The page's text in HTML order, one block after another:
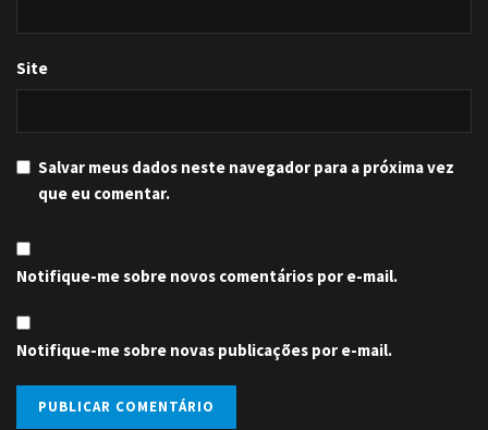
Site
Salvar meus dados neste navegador para a próxima vez
que eu comentar.
Notifique-me sobre novos comentários por e-mail.
Notifique-me sobre novas publicações por e-mail.